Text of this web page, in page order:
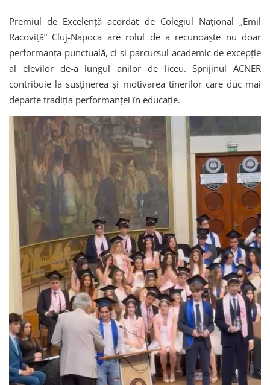
Premiul de Excelență acordat de Colegiul Național „Emil
Racoviță” Cluj-Napoca are rolul de a recunoaște nu doar
performanța punctuală, ci și parcursul academic de excepție
al elevilor de-a lungul anilor de liceu. Sprijinul ACNER
contribuie la susținerea și motivarea tinerilor care duc mai
departe tradiția performanței în educație.